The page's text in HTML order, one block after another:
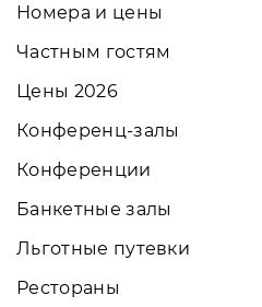
Номера и цены
Частным гостям
Цены 2026
Конференц-залы
Конференции
Банкетные залы
Льготные путевки
Рестораны